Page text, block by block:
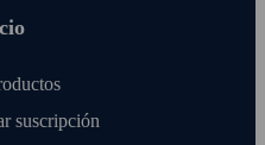
suscripción